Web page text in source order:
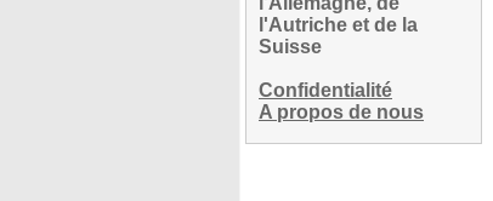
l'Autriche et de la
Suisse
Confidentialité
A propos de nous